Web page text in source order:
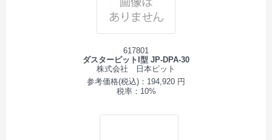
617801
ダスターピットI型 JP-DPA-30
株式会社 日本ピット
参考価格(税込)：194,920 円
税率：10%